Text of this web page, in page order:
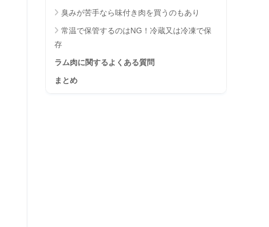
臭みが苦手なら味付き肉を買うのもあり
常温で保管するのはNG！冷蔵又は冷凍で保
存
ラム肉に関するよくある質問
まとめ